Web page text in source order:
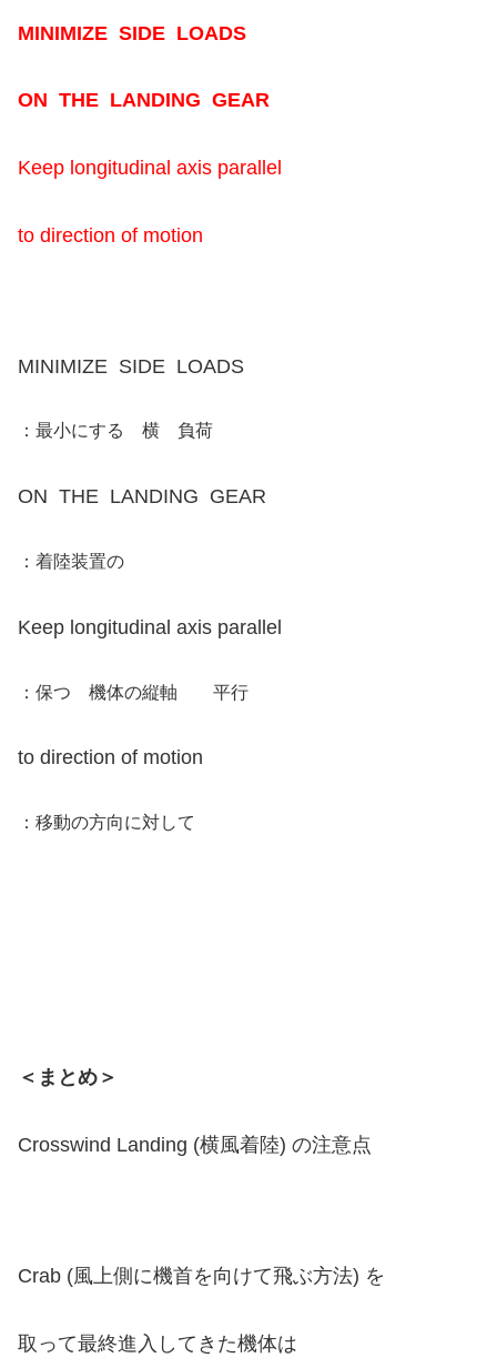
MINIMIZE SIDE LOADS
ON THE LANDING GEAR
Keep longitudinal axis parallel
to direction of motion
MINIMIZE SIDE LOADS
：最小にする 横 負荷
ON THE LANDING GEAR
：着陸装置の
Keep longitudinal axis parallel
：保つ 機体の縦軸 平行
to direction of motion
：移動の方向に対して
＜まとめ＞
Crosswind Landing (横風着陸) の注意点
Crab (風上側に機首を向けて飛ぶ方法) を
取って最終進入してきた機体は